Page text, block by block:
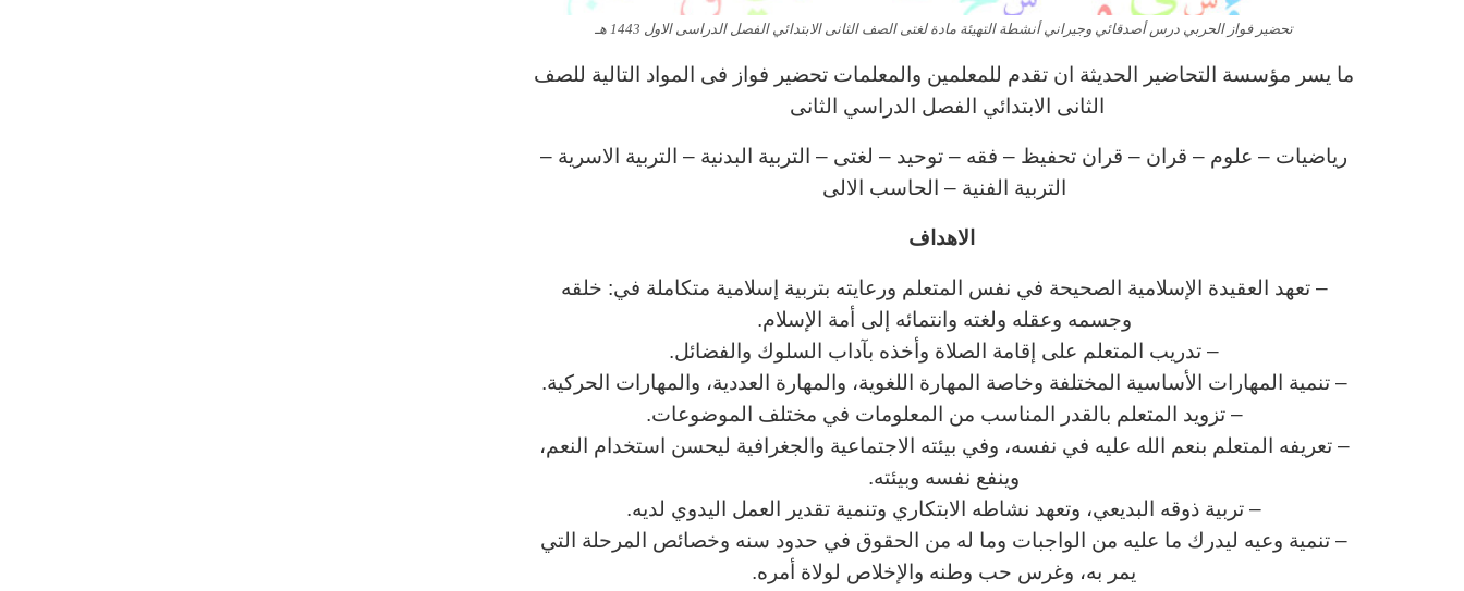
تحضير فواز الحربي درس أصدقائي وجيراني أنشطة التهيئة مادة لغتى الصف الثانى الابتدائي الفصل الدراسى الاول 1443 هـ
ما يسر مؤسسة التحاضير الحديثة ان تقدم للمعلمين والمعلمات تحضير فواز فى المواد التالية للصف
الثانى الابتدائي الفصل الدراسي الثانى
رياضيات – علوم – قران – قران تحفيظ – فقه – توحيد – لغتى – التربية البدنية – التربية الاسرية –
التربية الفنية – الحاسب الالى
الاهداف
– تعهد العقيدة الإسلامية الصحيحة في نفس المتعلم ورعايته بتربية إسلامية متكاملة في: خلقه
وجسمه وعقله ولغته وانتمائه إلى أمة الإسلام.
– تدريب المتعلم على إقامة الصلاة وأخذه بآداب السلوك والفضائل.
– تنمية المهارات الأساسية المختلفة وخاصة المهارة اللغوية، والمهارة العددية، والمهارات الحركية.
– تزويد المتعلم بالقدر المناسب من المعلومات في مختلف الموضوعات.
– تعريفه المتعلم بنعم الله عليه في نفسه، وفي بيئته الاجتماعية والجغرافية ليحسن استخدام النعم،
وينفع نفسه وبيئته.
– تربية ذوقه البديعي، وتعهد نشاطه الابتكاري وتنمية تقدير العمل اليدوي لديه.
– تنمية وعيه ليدرك ما عليه من الواجبات وما له من الحقوق في حدود سنه وخصائص المرحلة التي
يمر به، وغرس حب وطنه والإخلاص لولاة أمره.